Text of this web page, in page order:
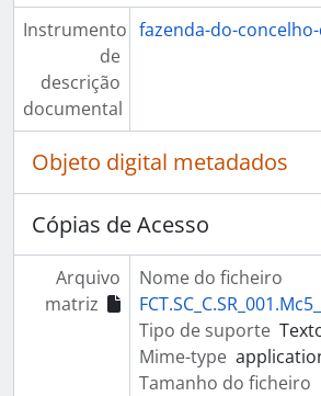
Instrumento
de
descrição
documental
fazenda-do-
Objeto digital metadados
Cópias de Acesso
Arquivo
matriz
Nome do ficheiro
Tipo de suporte
Mime-type
Tamanho do ficheiro